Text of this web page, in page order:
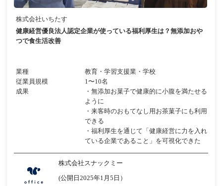
株式会社いちたす
健康経営優良法人認定企業が使っている福利厚生は？無添加おや
つで食生活改善
業種
教育・学習支援業・学校
従業員規模
1〜10名
成果
・無添加お菓子で健康的に小腹を満たせる
ように
・来客時のおもてなし用お茶菓子にも利用
できる
・福利厚生を通じて「健康経営に力を入れ
ている企業であること」を可視化できた
株式会社スナックミー
(公開日2025年1月5日）